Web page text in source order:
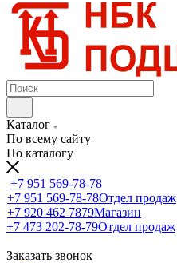
Каталог
По всему сайту
По каталогу
+7 951 569-78-78
+7 951 569-78-78Отдел продаж
+7 920 462 7879Магазин
+7 473 202-78-79Отдел продаж
Заказать звонок